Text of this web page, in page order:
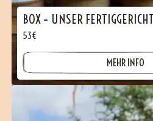
BOX – UNSER FERTIGGERICHT
53€
MEHR INFO